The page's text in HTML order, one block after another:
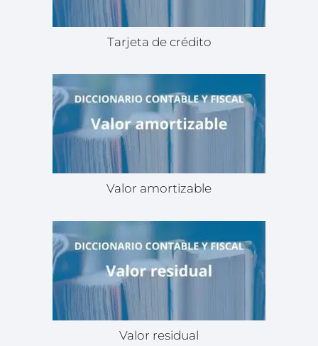
Tarjeta de crédito
Valor amortizable
Valor residual